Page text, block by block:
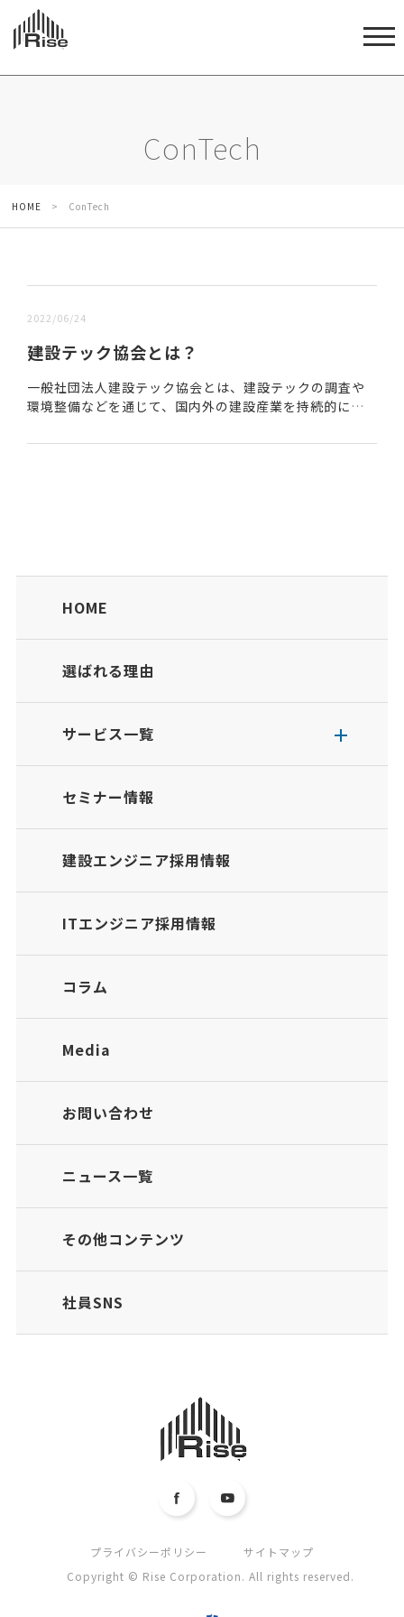
ConTech
HOME > ConTech
2022/06/24
建設テック協会とは？
一般社団法人建設テック協会とは、建設テックの調査や
環境整備などを通じて、国内外の建設産業を持続的に発
利団体である。2022年4月に設立された。建設テッ...
HOME
選ばれる理由
サービス一覧
セミナー情報
建設エンジニア採用情報
ITエンジニア採用情報
コラム
Media
お問い合わせ
ニュース一覧
その他コンテンツ
社員SNS
プライバシーポリシー
サイトマップ
Copyright © Rise Corporation. All rights reserved.